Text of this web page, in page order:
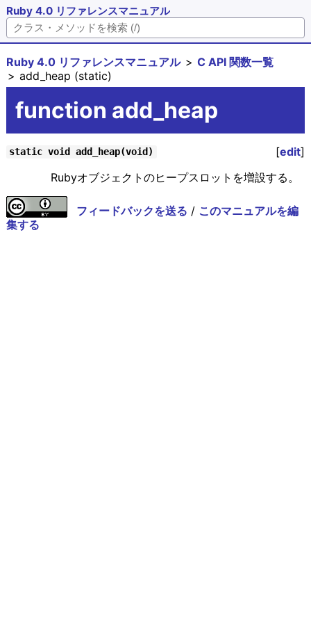
Ruby 4.0 リファレンスマニュアル
Ruby 4.0 リファレンスマニュアル
C API 関数一覧
add_heap (static)
function add_heap
[edit]
static void add_heap(void)
Rubyオブジェクトのヒープスロットを増設する。
フィードバックを送る / このマニュアルを編
集する